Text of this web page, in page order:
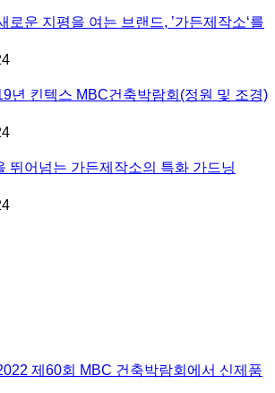
로운 지평을 여는 브랜드, ’가든제작소‘를
년 킨텍스 MBC건축박람회(정원 및 조경)
뛰어넘는 가든제작소의 특화 가드닝
제60회 MBC 건축박람회에서 신제품